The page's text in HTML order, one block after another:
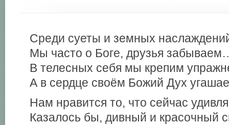
Среди суеты и земных
Мы часто о Боге, друзья
В телесных себя мы крепим
А в сердце своём Божий Дух
Нам нравится то, что сейчас
Казалось бы, дивный и красочный